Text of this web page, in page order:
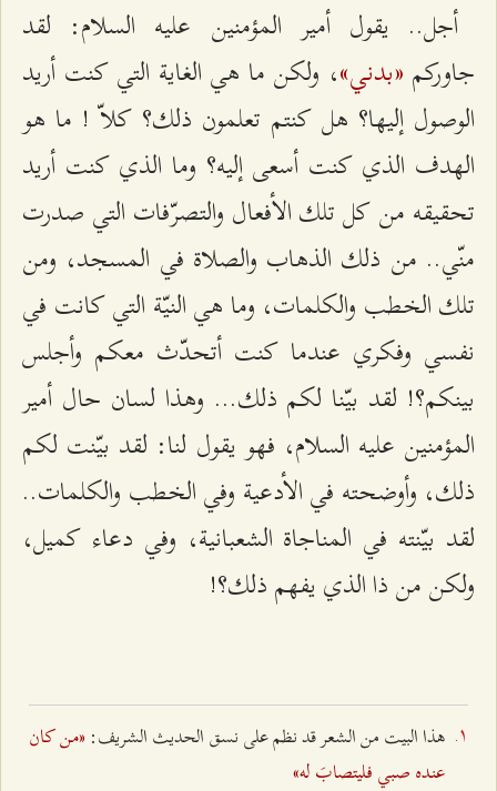
أجل.. يقول أمير المؤمنين عليه السلام: لقد
جاوركم «بدني»، ولكن ما هي الغاية التي كنت أريد
الوصول إليها؟ هل كنتم تعلمون ذلك؟ كلاّ ! ما هو
الهدف الذي كنت أسعى إليه؟ وما الذي كنت أريد
تحقيقه من كل تلك الأفعال والتصرّفات التي صدرت
منّي.. من ذلك الذهاب والصلاة في المسجد، ومن
تلك الخطب والكلمات، وما هي النيّة التي كانت في
نفسي وفكري عندما كنت أتحدّث معكم وأجلس
بينكم؟! لقد بيّنا لكم ذلك... وهذا لسان حال أمير
المؤمنين عليه السلام، فهو يقول لنا: لقد بيّنت لكم
ذلك، وأوضحته في الأدعية وفي الخطب والكلمات..
لقد بيّنته في المناجاة الشعبانية، وفي دعاء كميل،
ولكن من ذا الذي يفهم ذلك؟!
هذا البيت من الشعر قد نظم على نسق الحديث الشريف: «من كان
عنده صبي فليتصابَ له»